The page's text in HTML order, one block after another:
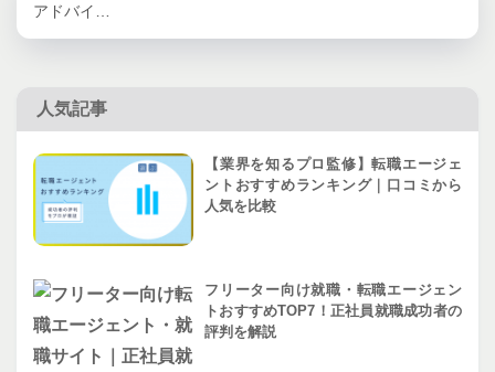
アドバイ…
人気記事
【業界を知るプロ監修】転職エージェ
ントおすすめランキング｜口コミから
人気を比較
フリーター向け就職・転職エージェン
トおすすめTOP7！正社員就職成功者の
評判を解説